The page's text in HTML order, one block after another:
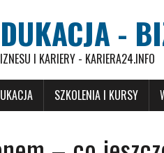
-
I KARIERY - KARIERA24.INFO
SZKOLENIA I KURSY